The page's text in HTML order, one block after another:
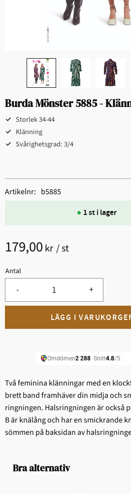
Burda Mönster 5885 -
Storlek 34-44
Klänning
Svårighetsgrad: 3/4
179,00 kr /st
Antal
+
-
1 st i lager
Artikelnr b5885
Två feminina klänningar med en
brett band framhäver din midja och
ringningen. Halsringningen är också
B är knälång och har en smickrande
sömmen på baksidan av
Bra alternativ